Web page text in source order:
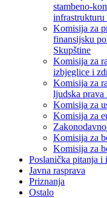
stambeno-
Komisija za
finansijsku
Skupštine
Komisija za
izbjeglice i
Komisija za
ljudska prava
Komisija za
Komisija za
Komisija za
Komisija za
Poslanička pitanja i
Javna rasprava
Priznanja
Ostalo